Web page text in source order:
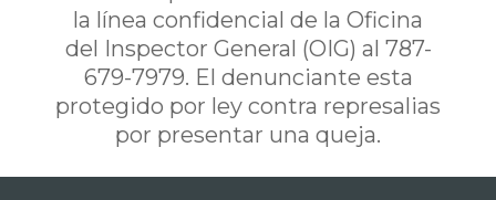
la línea confidencial de la Oficina
del Inspector General (OIG) al 787-
679-7979. El denunciante esta
protegido por ley contra represalias
por presentar una queja.